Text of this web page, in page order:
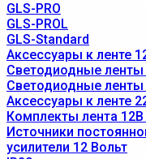
GLS-PRO
GLS-PROL
GLS-Standard
Аксессуары к ленте
Светодиодные ленты
Светодиодные ленты
Аксессуары к ленте
Комплекты лента
Источники
усилители 12 Вольт